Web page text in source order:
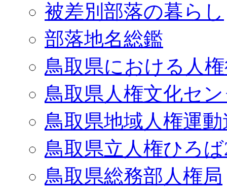
被差別部落の暮らし
部落地名総鑑
鳥取県における人
鳥取県人権文化セ
鳥取県地域人権運
鳥取県立人権ひろ
鳥取県総務部人権局